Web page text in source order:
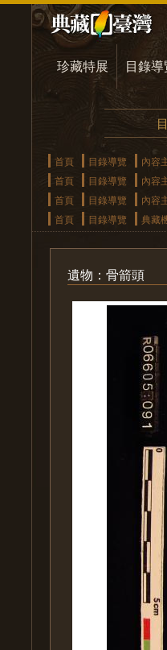
珍藏特展 目錄導
首頁 目錄導覽 內容
首頁
目錄導覽 內容
首頁
目錄導覽 內容
首頁
目錄導覽 典藏
遺物：骨箭頭